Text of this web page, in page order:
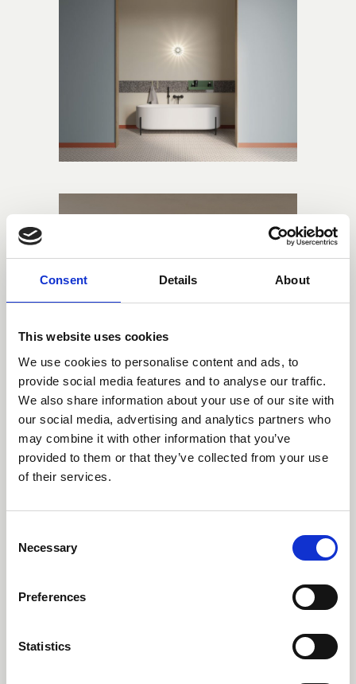
Consent Details About
This website uses cookies
We use cookies to personalise content and ads, to
provide social media features and to analyse our traffic.
We also share information about your use of our site with
our social media, advertising and analytics partners who
may combine it with other information that you’ve
provided to them or that they’ve collected from your use
of their services.
Selection
Necessary
Preferences
Statistics